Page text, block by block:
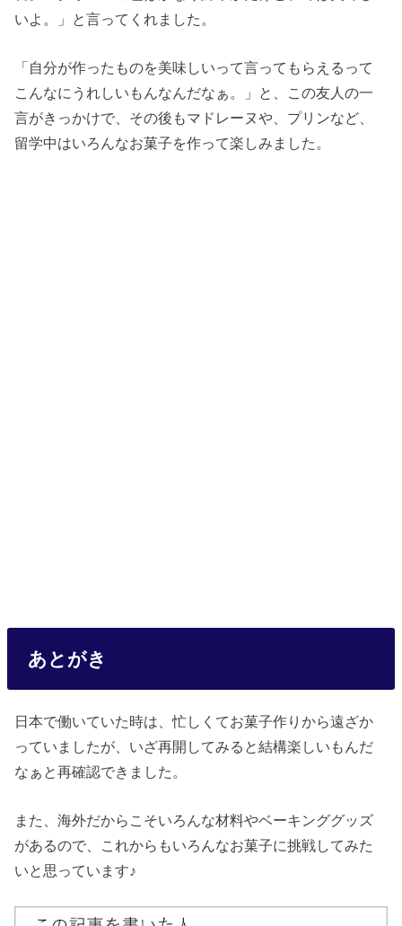
いよ。」と言ってくれました。
「自分が作ったものを美味しいって言ってもらえるって
こんなにうれしいもんなんだなぁ。」と、この友人の一
言がきっかけで、その後もマドレーヌや、プリンなど、
留学中はいろんなお菓子を作って楽しみました。
あとがき
日本で働いていた時は、忙しくてお菓子作りから遠ざか
っていましたが、いざ再開してみると結構楽しいもんだ
なぁと再確認できました。
また、海外だからこそいろんな材料やベーキンググッズ
があるので、これからもいろんなお菓子に挑戦してみた
いと思っています♪